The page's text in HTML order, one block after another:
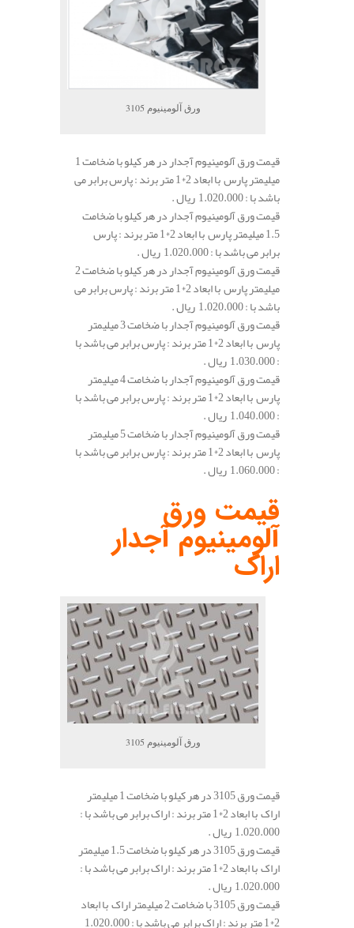
ورق آلومینیوم 3105
قیمت ورق آلومینیوم آجدار در هر کیلو با ضخامت 1
میلیمتر پارس با ابعاد 2*1 متر برند : پارس برابر می
باشد با : 1.020.000 ریال .
قیمت ورق آلومینیوم آجدار در هر کیلو با ضخامت
1.5 میلیمتر پارس با ابعاد 2*1 متر برند : پارس
برابر می باشد با : 1.020.000 ریال .
قیمت ورق آلومینیوم آجدار در هر کیلو با ضخامت 2
میلیمتر پارس با ابعاد 2*1 متر برند : پارس برابر می
باشد با : 1.020.000 ریال .
قیمت ورق آلومینیوم آجدار با ضخامت 3 میلیمتر
پارس با ابعاد 2*1 متر برند : پارس برابر می باشد با
: 1.030.000 ریال .
قیمت ورق آلومینیوم آجدار با ضخامت 4 میلیمتر
پارس با ابعاد 2*1 متر برند : پارس برابر می باشد با
: 1.040.000 ریال .
قیمت ورق آلومینیوم آجدار با ضخامت 5 میلیمتر
پارس با ابعاد 2*1 متر برند : پارس برابر می باشد با
: 1.060.000 ریال .
قیمت ورق
آلومینیوم آجدار
اراک
ورق آلومینیوم 3105
قیمت ورق 3105 در هر کیلو با ضخامت 1 میلیمتر
اراک با ابعاد 2*1 متر برند : اراک برابر می باشد با :
1.020.000 ریال .
قیمت ورق 3105 در هر کیلو با ضخامت 1.5 میلیمتر
اراک با ابعاد 2*1 متر برند : اراک برابر می باشد با :
1.020.000 ریال .
قیمت ورق 3105 با ضخامت 2 میلیمتر اراک با ابعاد